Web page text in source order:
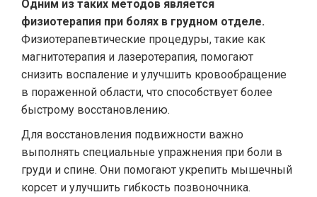
Одним из таких методов является
физиотерапия при болях в грудном отделе.
Физиотерапевтические процедуры, такие как
магнитотерапия и лазеротерапия, помогают
снизить воспаление и улучшить кровообращение
в пораженной области, что способствует более
быстрому восстановлению.
Для восстановления подвижности важно
выполнять специальные упражнения при боли в
груди и спине. Они помогают укрепить мышечный
корсет и улучшить гибкость позвоночника.